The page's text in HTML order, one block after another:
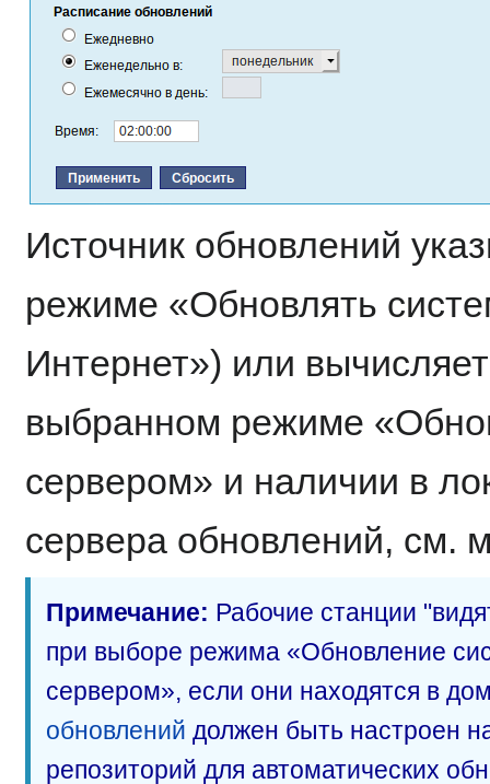
Источник обновлений
режиме «Обновлять
Интернет») или
выбранном режиме
сервером» и наличии в
сервера обновлений, см.
Примечание: Рабочие станции
при выборе режима «Обновление
сервером», если они находятся в
обновлений должен быть настроен
репозиторий для автоматических